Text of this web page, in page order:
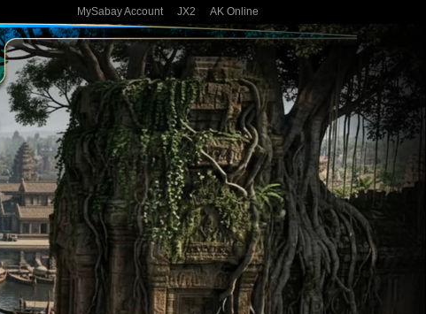
MySabay Account JX2 AK Online